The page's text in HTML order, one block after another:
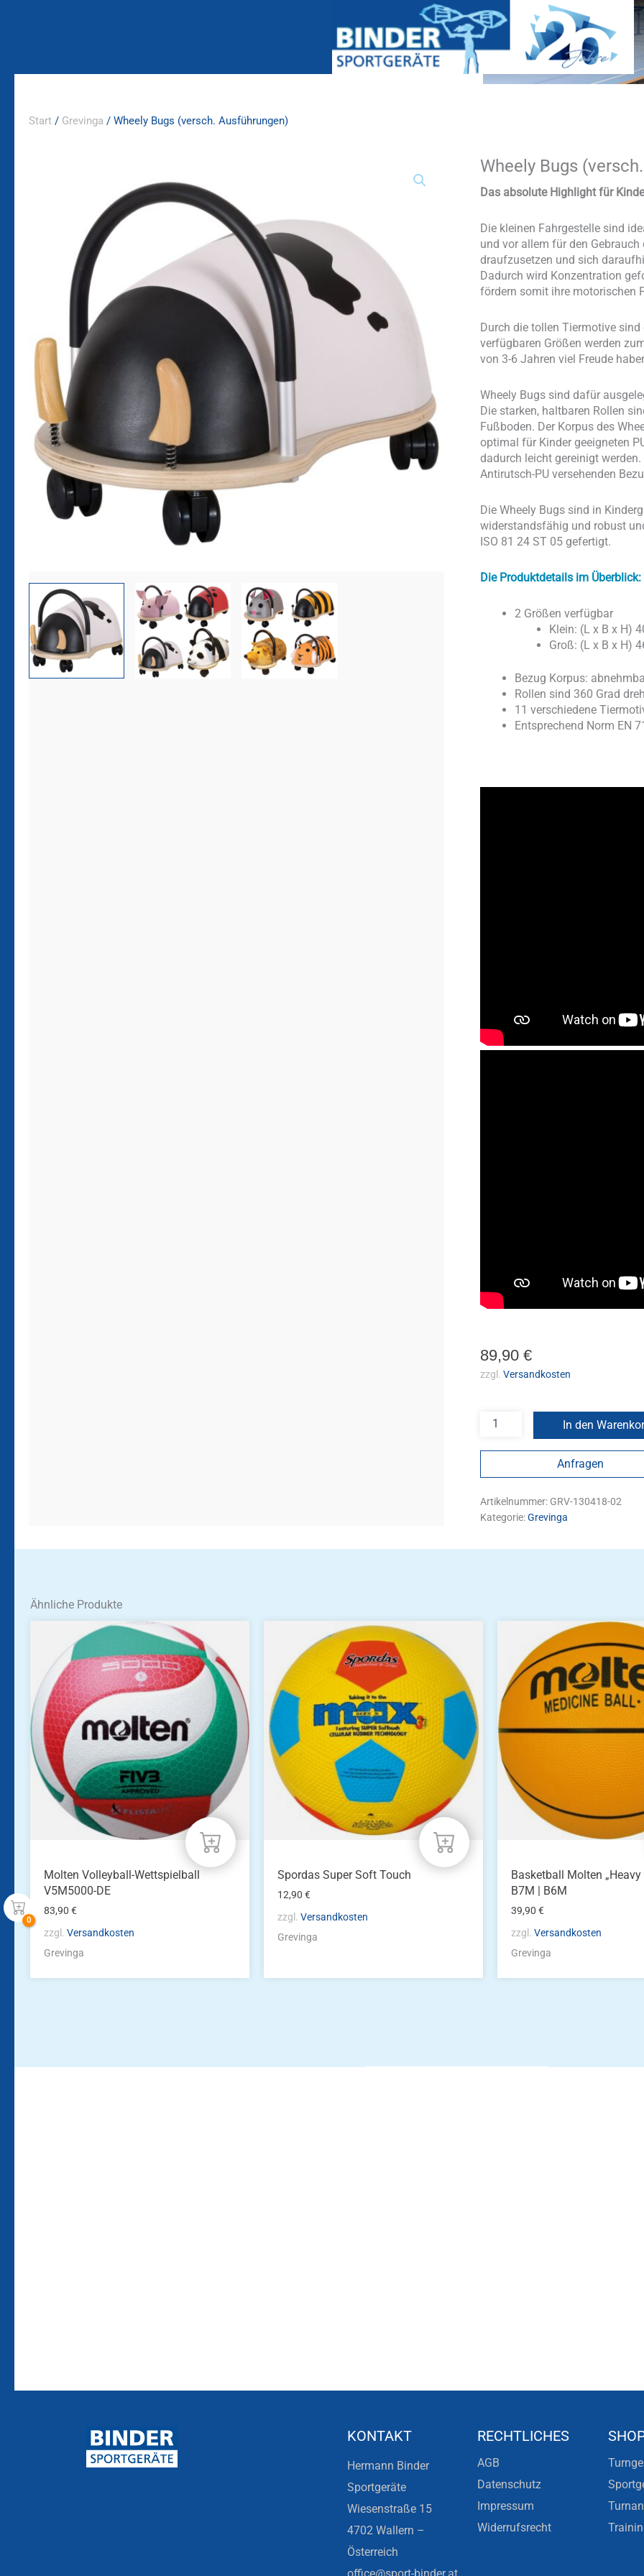
Start / Grevinga / Wheely Bugs (versch. Ausführungen)
Wheely Bugs
Das absolute Highlight für
Die kleinen Fahrgestelle sind
und vor allem für den
draufzusetzen und sich
Dadurch wird Konzentration
fördern somit ihre motorischen
Durch die tollen Tiermotive
verfügbaren Größen werden
von 3-6 Jahren viel Freude
Wheely Bugs sind dafür
Die starken, haltbaren Rollen
Fußboden. Der Korpus des
optimal für Kinder geeigneten
dadurch leicht gereinigt
Antirutsch-PU versehenden
Die Wheely Bugs sind in
widerstandsfähig und robust
ISO 81 24 ST 05 gefertigt.
Die Produktdetails im Überblick:
2 Größen verfügbar
Klein: (L x B x H)
Groß: (L x B x H)
Bezug Korpus:
Rollen sind 360 Grad
11 verschiedene
Entsprechend Norm EN
89,90 €
zzgl. Versandkosten
Wheely
(versch.
In den
Anfragen
Artikelnummer: GRV-130418-02
Kategorie:Grevinga
Ähnliche Produkte
Molten Volleyball-Wettspielball
V5M5000-DE
83,90€
zzgl.Versandkosten
Grevinga
Spordas Super Soft Touch
12,90€
zzgl.Versandkosten
Grevinga
Produkt
weist
mehrere
Varianten
Optionen
auf
der
Produktseite
gewählt
Basketball Molten
B7M | B6M
39,90€
zzgl.Versandkosten
Grevinga
KONTAKT
Hermann Binder
Sportgeräte
Wiesenstraße 15
4702 Wallern –
Österreich
office@sport-binder.at
RECHTLICHES
AGB
Datenschutz
Impressum
Widerrufsrecht